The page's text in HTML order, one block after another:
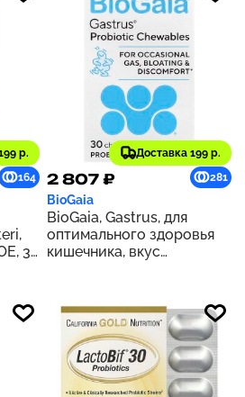
р.
164
30
Доставка 199 р.
2 807 ₽ 281
BioGaia
BioGaia, Gastrus, для
оптимального здоровья
кишечника, вкус